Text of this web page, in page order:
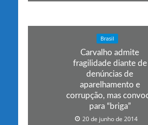
Brasil
Carvalho admite
fragilidade diante de
denúncias de
aparelhamento e
corrupção, mas
para “briga”
20 de junho de 2014